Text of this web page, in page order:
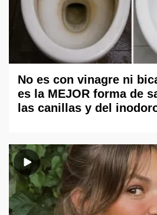
No es con vinagre ni
es la MEJOR forma de
las canillas y del